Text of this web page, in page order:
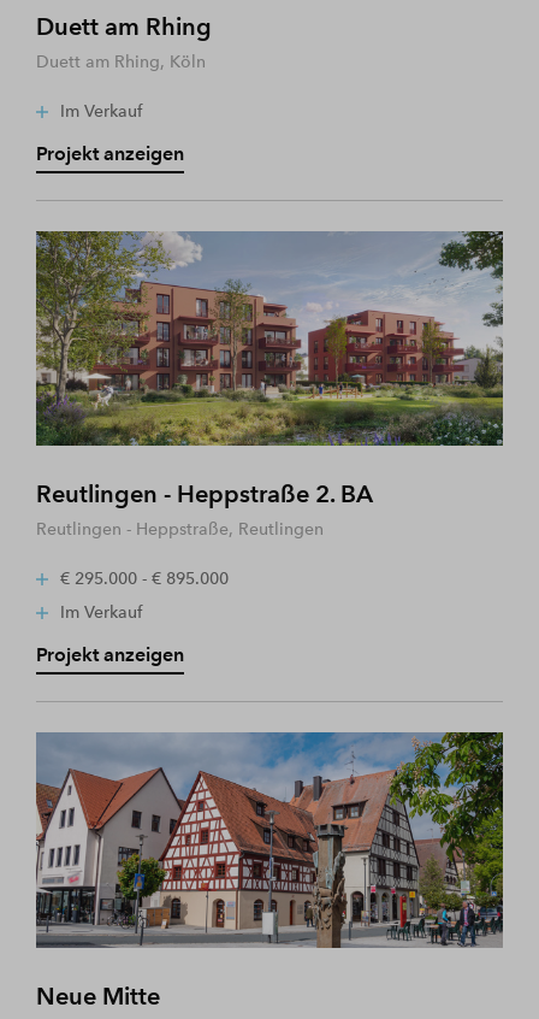
Duett am Rhing
Duett am Rhing, Köln
Im Verkauf
Projekt anzeigen
Reutlingen - Heppstraße 2. BA
Reutlingen - Heppstraße, Reutlingen
€ 295.000 - € 895.000
Im Verkauf
Projekt anzeigen
Neue Mitte